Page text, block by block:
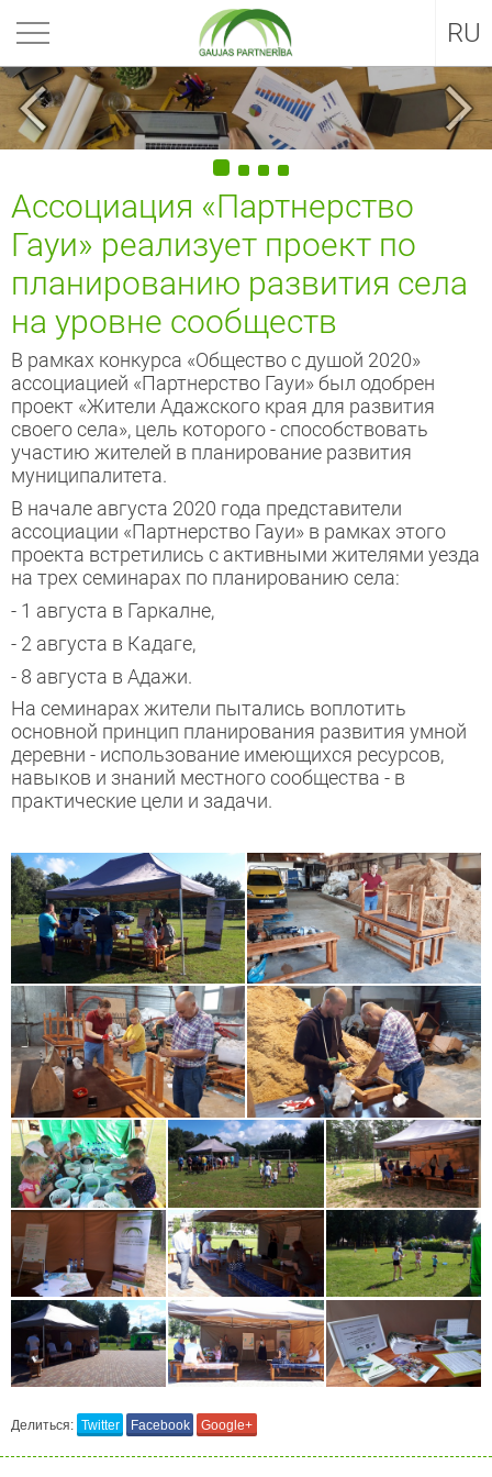
RU
EN
Ассоциация «Партнерство
Гауи» реализует проект по
планированию развития села
на уровне сообществ
В рамках конкурса «Общество с душой 2020»
ассоциацией «Партнерство Гауи» был одобрен
проект «Жители Адажского края для развития
своего села», цель которого - способствовать
участию жителей в планирование развития
муниципалитета.
В начале августа 2020 года представители
ассоциации «Партнерство Гауи» в рамках этого
проекта встретились с активными жителями уезда
на трех семинарах по планированию села:
- 1 августа в Гаркалне,
- 2 августа в Кадаге,
- 8 августа в Адажи.
На семинарах жители пытались воплотить
основной принцип планирования развития умной
деревни - использование имеющихся ресурсов,
навыков и знаний местного сообщества - в
практические цели и задачи.
Делиться: Twitter Facebook Google+